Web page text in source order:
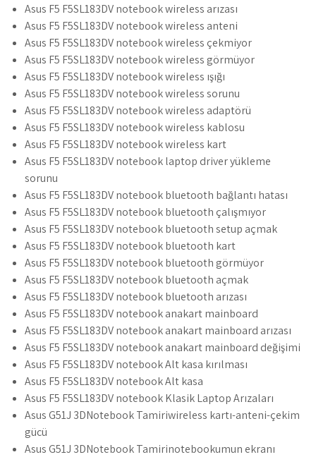
Asus F5 F5SL183DV notebook wireless arızası
Asus F5 F5SL183DV notebook wireless anteni
Asus F5 F5SL183DV notebook wireless çekmiyor
Asus F5 F5SL183DV notebook wireless görmüyor
Asus F5 F5SL183DV notebook wireless ışığı
Asus F5 F5SL183DV notebook wireless sorunu
Asus F5 F5SL183DV notebook wireless adaptörü
Asus F5 F5SL183DV notebook wireless kablosu
Asus F5 F5SL183DV notebook wireless kart
Asus F5 F5SL183DV notebook laptop driver yükleme
sorunu
Asus F5 F5SL183DV notebook bluetooth bağlantı hatası
Asus F5 F5SL183DV notebook bluetooth çalışmıyor
Asus F5 F5SL183DV notebook bluetooth setup açmak
Asus F5 F5SL183DV notebook bluetooth kart
Asus F5 F5SL183DV notebook bluetooth görmüyor
Asus F5 F5SL183DV notebook bluetooth açmak
Asus F5 F5SL183DV notebook bluetooth arızası
Asus F5 F5SL183DV notebook anakart mainboard
Asus F5 F5SL183DV notebook anakart mainboard arızası
Asus F5 F5SL183DV notebook anakart mainboard değişimi
Asus F5 F5SL183DV notebook Alt kasa kırılması
Asus F5 F5SL183DV notebook Alt kasa
Asus F5 F5SL183DV notebook Klasik Laptop Arızaları
Asus G51J 3DNotebook Tamiriwireless kartı-anteni-çekim
gücü
Asus G51J 3DNotebook Tamirinotebookumun ekranı